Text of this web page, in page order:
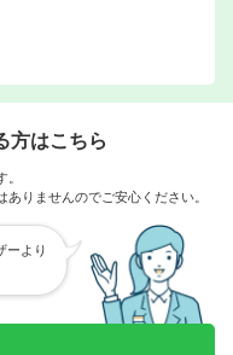
方はこちら
りませんのでご安心ください。
ーより